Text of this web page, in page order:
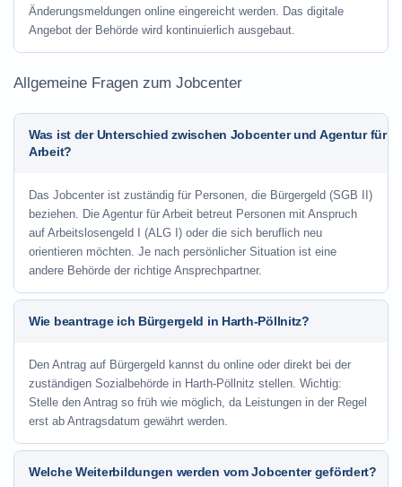
Änderungsmeldungen online eingereicht werden. Das digitale
Angebot der Behörde wird kontinuierlich ausgebaut.
Allgemeine Fragen zum Jobcenter
Was ist der Unterschied zwischen Jobcenter und Agentur für
Arbeit?
Das Jobcenter ist zuständig für Personen, die Bürgergeld (SGB II)
beziehen. Die Agentur für Arbeit betreut Personen mit Anspruch
auf Arbeitslosengeld I (ALG I) oder die sich beruflich neu
orientieren möchten. Je nach persönlicher Situation ist eine
andere Behörde der richtige Ansprechpartner.
Wie beantrage ich Bürgergeld in Harth-Pöllnitz?
Den Antrag auf Bürgergeld kannst du online oder direkt bei der
zuständigen Sozialbehörde in Harth-Pöllnitz stellen. Wichtig:
Stelle den Antrag so früh wie möglich, da Leistungen in der Regel
erst ab Antragsdatum gewährt werden.
Welche Weiterbildungen werden vom Jobcenter gefördert?